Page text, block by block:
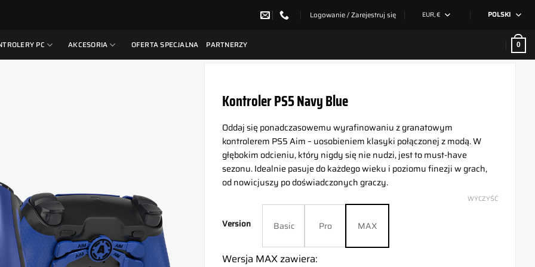
Logowanie / Zarejestruj się EUR, € POLSKI
PC AKCESORIA OFERTA SPECJALNA PARTNERZY 0
Kontroler PS5 Navy Blue
Oddaj się ponadczasowemu wyrafinowaniu z granatowym
kontrolerem PS5 Aim – uosobieniem klasyki połączonej z modą. W
głębokim odcieniu, który nigdy się nie nudzi, jest to must-have
sezonu. Idealnie pasuje do każdego wieku i poziomu finezji w grach,
od nowicjuszy po doświadczonych graczy.
Version Basic Pro MAX
WYCZYŚĆ
Wersja MAX zawiera: